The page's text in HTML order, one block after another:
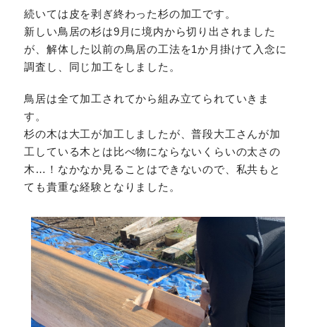
続いては皮を剥ぎ終わった杉の加工です。
新しい鳥居の杉は9月に境内から切り出されました
が、解体した以前の鳥居の工法を1か月掛けて入念に
調査し、同じ加工をしました。
鳥居は全て加工されてから組み立てられていきま
す。
杉の木は大工が加工しましたが、普段大工さんが加
工している木とは比べ物にならないくらいの太さの
木…！なかなか見ることはできないので、私共もと
ても貴重な経験となりました。